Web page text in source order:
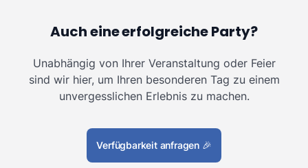
Auch eine erfolgreiche Party?
Unabhängig von Ihrer Veranstaltung oder Feier
sind wir hier, um Ihren besonderen Tag zu einem
unvergesslichen Erlebnis zu machen.
Verfügbarkeit anfragen 🎉